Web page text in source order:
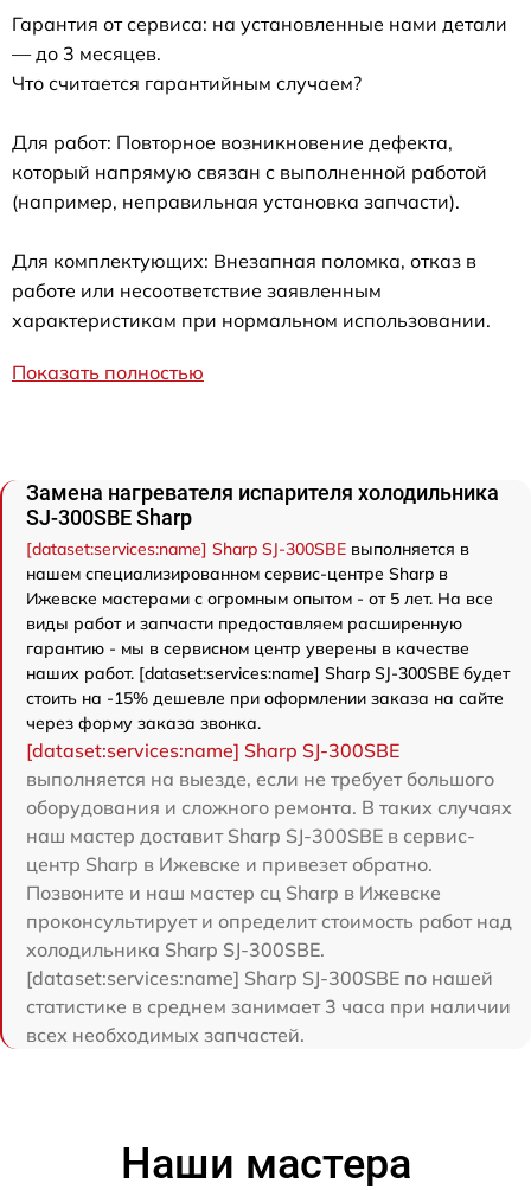
Гарантия от сервиса: на установленные нами детали
— до 3 месяцев.
Что считается гарантийным случаем?
Для работ: Повторное возникновение дефекта,
который напрямую связан с выполненной работой
(например, неправильная установка запчасти).
Для комплектующих: Внезапная поломка, отказ в
работе или несоответствие заявленным
характеристикам при нормальном использовании.
Показать полностью
Замена нагревателя испарителя холодильника
SJ-300SBE Sharp
[dataset:services:name] Sharp SJ-300SBE выполняется в
нашем специализированном сервис-центре Sharp в
Ижевске мастерами с огромным опытом - от 5 лет. На все
виды работ и запчасти предоставляем расширенную
гарантию - мы в сервисном центр уверены в качестве
наших работ. [dataset:services:name] Sharp SJ-300SBE будет
стоить на -15% дешевле при оформлении заказа на сайте
через форму заказа звонка.
[dataset:services:name] Sharp SJ-300SBE
выполняется на выезде, если не требует большого
оборудования и сложного ремонта. В таких случаях
наш мастер доставит Sharp SJ-300SBE в сервис-
центр Sharp в Ижевске и привезет обратно.
Позвоните и наш мастер сц Sharp в Ижевске
проконсультирует и определит стоимость работ над
холодильника Sharp SJ-300SBE.
[dataset:services:name] Sharp SJ-300SBE по нашей
статистике в среднем занимает 3 часа при наличии
всех необходимых запчастей.
Наши мастера